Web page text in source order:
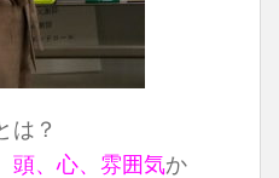
は？
頭、心、雰囲気か